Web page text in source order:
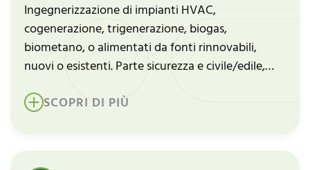
Ingegnerizzazione di impianti HVAC,
cogenerazione, trigenerazione, biogas,
biometano, o alimentati da fonti rinnovabili,
nuovi o esistenti. Parte sicurezza e civile/edile,
SCOPRI DI PIÙ